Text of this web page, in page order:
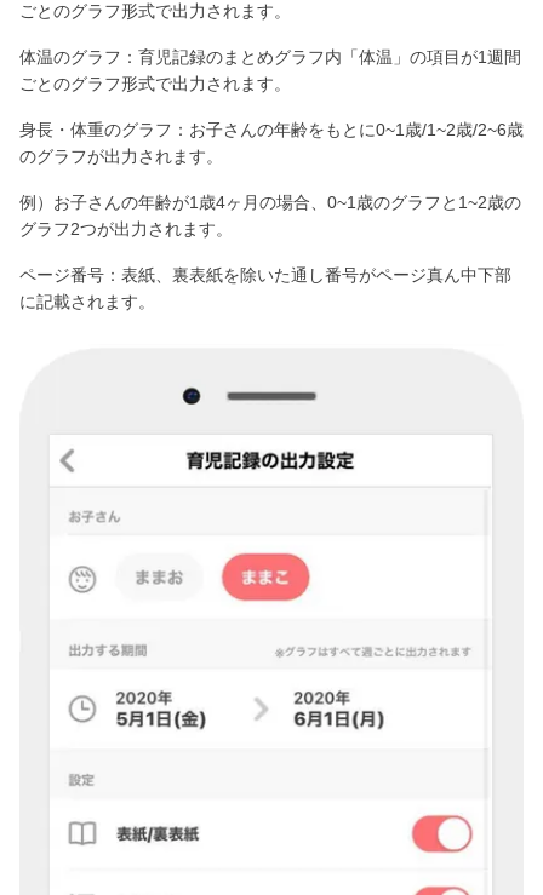
ごとのグラフ形式で出力されます。
体温のグラフ：育児記録のまとめグラフ内「体温」の項目が1週間
ごとのグラフ形式で出力されます。
身長・体重のグラフ：お子さんの年齢をもとに0~1歳/1~2歳/2~6歳
のグラフが出力されます。
例）お子さんの年齢が1歳4ヶ月の場合、0~1歳のグラフと1~2歳の
グラフ2つが出力されます。
ページ番号：表紙、裏表紙を除いた通し番号がページ真ん中下部
に記載されます。